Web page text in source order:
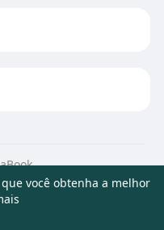
você obtenha a melhor
Termos de Uso